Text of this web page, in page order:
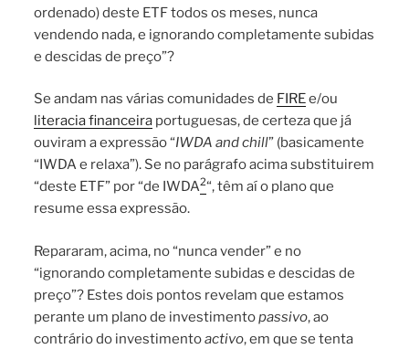
ordenado) deste ETF todos os meses, nunca
vendendo nada, e ignorando completamente subidas
e descidas de preço”?
Se andam nas várias comunidades de FIREe/ou
literacia financeira portuguesas, de certeza que já
ouviram a expressão “IWDA and chill” (basicamente
“IWDA e relaxa”). Se no parágrafo acima substituirem
“deste ETF” por “de IWDA2“, têm aí o plano que
resume essa expressão.
Repararam, acima, no “nunca vender” e no
“ignorando completamente subidas e descidas de
preço”? Estes dois pontos revelam que estamos
perante um plano de investimentopassivo, ao
contrário do investimentoactivo, em que se tenta